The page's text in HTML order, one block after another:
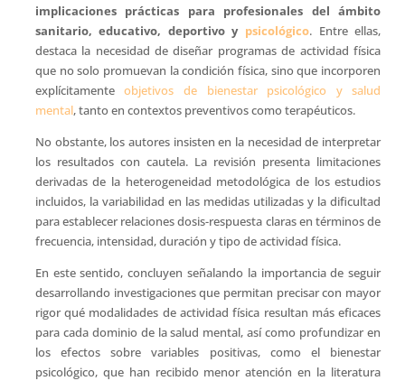
implicaciones prácticas para profesionales del ámbito
sanitario, educativo, deportivo y psicológico. Entre ellas,
destaca la necesidad de diseñar programas de actividad física
que no solo promuevan la condición física, sino que incorporen
explícitamenteobjetivos de bienestar psicológico y salud
mental, tanto en contextos preventivos como terapéuticos.
No obstante, los autores insisten en la necesidad de interpretar
los resultados con cautela. La revisión presenta limitaciones
derivadas de la heterogeneidad metodológica de los estudios
incluidos, la variabilidad en las medidas utilizadas y la dificultad
para establecer relaciones dosis-respuesta claras en términos de
frecuencia, intensidad, duración y tipo de actividad física.
En este sentido, concluyen señalando la importancia de seguir
desarrollando investigaciones que permitan precisar con mayor
rigor qué modalidades de actividad física resultan más eficaces
para cada dominio de la salud mental, así como profundizar en
los efectos sobre variables positivas, como el bienestar
psicológico, que han recibido menor atención en la literatura